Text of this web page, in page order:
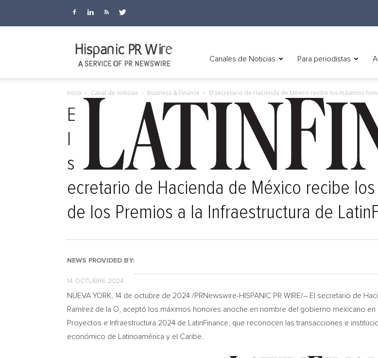
PR
Canales de Noticias Para periodistas
Inicio Canal de noticias Business & Finance El secretario de Hacienda de México recibe los máximos
E
s
ecretario de Hacienda de México recibe
de los Premios a la Infraestructura de
NEWS PROVIDED BY:
14 OCTUBRE 2024
NUEVA YORK 14 de octubre de 2024 /PRNewswire-HISPANIC PR WIRE/– El secretario de
Ramírez de la O, aceptó los máximos honores anoche en nombre del gobierno mexicano en
Proyectos e Infraestructura 2024 de LatinFinance, que reconocen las transacciones e
económico de Latinoamérica y el Caribe.